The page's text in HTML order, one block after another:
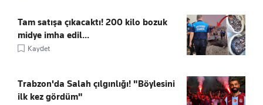
Tam satışa çıkacaktı! 200 kilo bozuk
midye imha edil...
Kaydet
Trabzon'da Salah çılgınlığı! "Böylesini
ilk kez gördüm"